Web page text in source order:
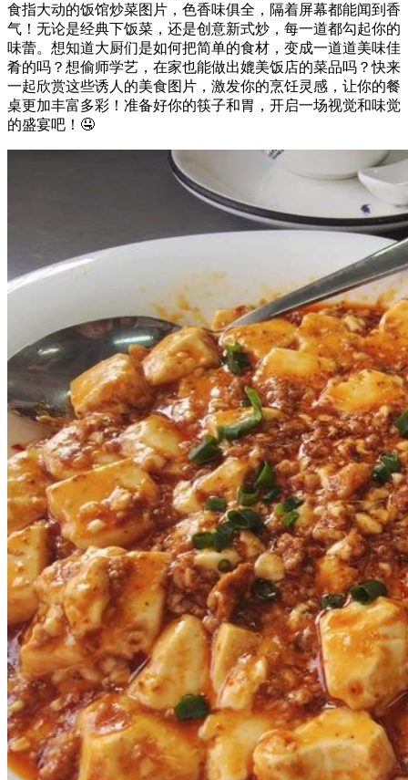
食指大动的饭馆炒菜图片，色香味俱全，隔着屏幕都能闻到香
气！无论是经典下饭菜，还是创意新式炒，每一道都勾起你的
味蕾。想知道大厨们是如何把简单的食材，变成一道道美味佳
肴的吗？想偷师学艺，在家也能做出媲美饭店的菜品吗？快来
一起欣赏这些诱人的美食图片，激发你的烹饪灵感，让你的餐
桌更加丰富多彩！准备好你的筷子和胃，开启一场视觉和味觉
的盛宴吧！🤤